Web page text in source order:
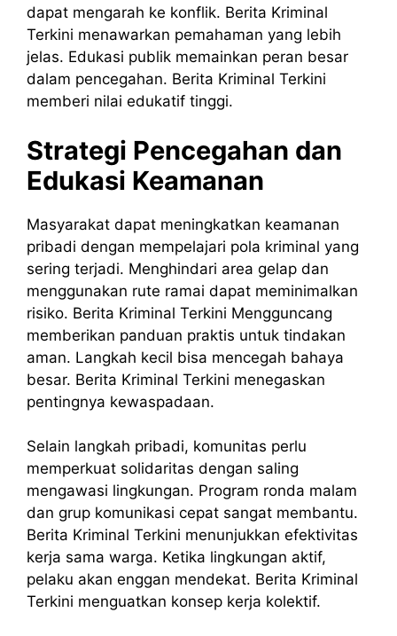
dapat mengarah ke konflik. Berita Kriminal
Terkini menawarkan pemahaman yang lebih
jelas. Edukasi publik memainkan peran besar
dalam pencegahan. Berita Kriminal Terkini
memberi nilai edukatif tinggi.
Strategi Pencegahan dan
Edukasi Keamanan
Masyarakat dapat meningkatkan keamanan
pribadi dengan mempelajari pola kriminal yang
sering terjadi. Menghindari area gelap dan
menggunakan rute ramai dapat meminimalkan
risiko. Berita Kriminal Terkini Mengguncang
memberikan panduan praktis untuk tindakan
aman. Langkah kecil bisa mencegah bahaya
besar. Berita Kriminal Terkini menegaskan
pentingnya kewaspadaan.
Selain langkah pribadi, komunitas perlu
memperkuat solidaritas dengan saling
mengawasi lingkungan. Program ronda malam
dan grup komunikasi cepat sangat membantu.
Berita Kriminal Terkini menunjukkan efektivitas
kerja sama warga. Ketika lingkungan aktif,
pelaku akan enggan mendekat. Berita Kriminal
Terkini menguatkan konsep kerja kolektif.